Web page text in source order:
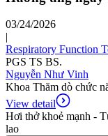
03/24/2026
|
Respiratory Function
PGS TS BS.
Nguyễn Như Vinh
Khoa Thăm dò chức
View detail
Hơi thở khoẻ mạnh -
lao